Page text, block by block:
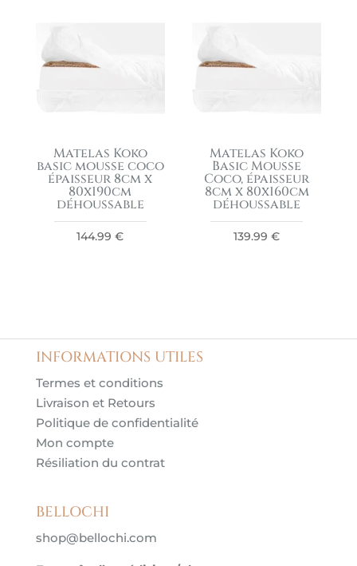
Matelas Koko
basic mousse coco
épaisseur 8cm x
80x190cm
déhoussable
144.99€
Matelas Koko
Basic Mousse
Coco, épaisseur
8cm x 80x160cm
déhoussable
139.99€
INFORMATIONS UTILES
Termes et conditions
Livraison et Retours
Politique de confidentialité
Mon compte
Résiliation du contrat
BELLOCHI
shop@bellochi.com